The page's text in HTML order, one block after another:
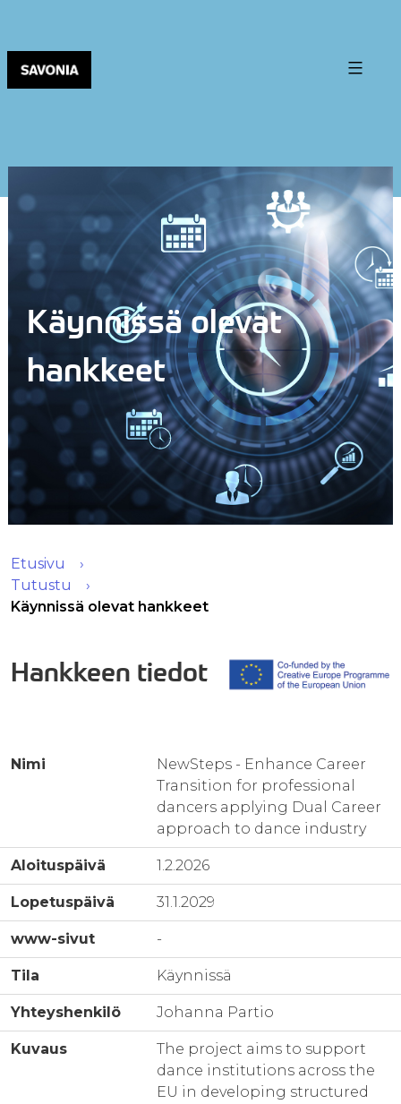
Käynnissä olevat
hankkeet
Etusivu
Tutustu
Käynnissä olevat hankkeet
Hankkeen tiedot
Nimi
NewSteps - Enhance Career
Transition for professional
dancers applying Dual Career
approach to dance industry
Aloituspäivä 1.2.2026
Lopetuspäivä 31.1.2029
www-sivut -
Tila Käynnissä
Yhteyshenkilö Johanna Partio
Kuvaus
The project aims to support
dance institutions across the
EU in developing structured